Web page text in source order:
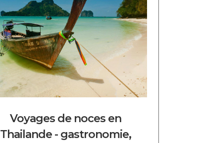
Voyages de noces en
Thailande - gastronomie,